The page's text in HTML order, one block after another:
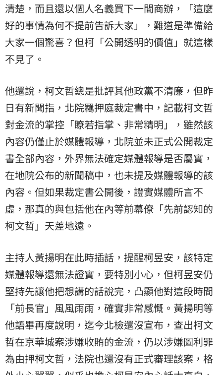
清楚，而且還以個人名義買下一間商辦，「這麼
好的事情為何不提前告訴大家」，難道是準備給
大家一個驚喜？但柯「公開透明的價值」就這樣
不見了。
他還說，柯文哲總是批評其他政黨不清廉，但昨
日有新聞指，北院羈押庭裁定書中，記載柯文哲
對金流的掌控「瞭若指掌、非常精明」，雖然該
內容仍僅止於媒體報導，北院並未正式公開裁定
書全部內容，外界無法確定媒體報導是否屬實，
在地院公布的新聞稿中，也未提及媒體報導的該
內容。但如果裁定書公開後，證實媒體所言不
虛，那真的與包括他在內等前幕僚「先前認知的
柯文哲」天差地遠。
主持人黃揚明在此時插話，提醒柯昱安，該特定
媒體報導還無法證實，要特別小心，但柯昱安仍
堅持先讓他把想講的話說完，凸顯他對這段時間
「前長官」風風雨雨，確實非常感慨。黃揚明等
他語畢再度說明，迄今北檢還沒宣布，查出柯文
哲在京華城案涉嫌收賄的金流，仍以涉嫌圖利罪
為由押柯文哲，法院也還沒有正式審理該案，格